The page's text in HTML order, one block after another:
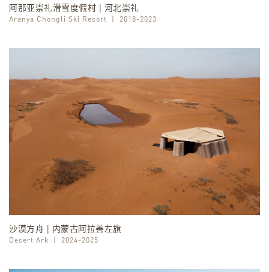
阿那亚崇礼滑雪度假村 | 河北崇礼
Aranya Chongli Ski Resort 丨 2018-2023
沙漠方舟 | 内蒙古阿拉善左旗
Desert Ark 2024-2025